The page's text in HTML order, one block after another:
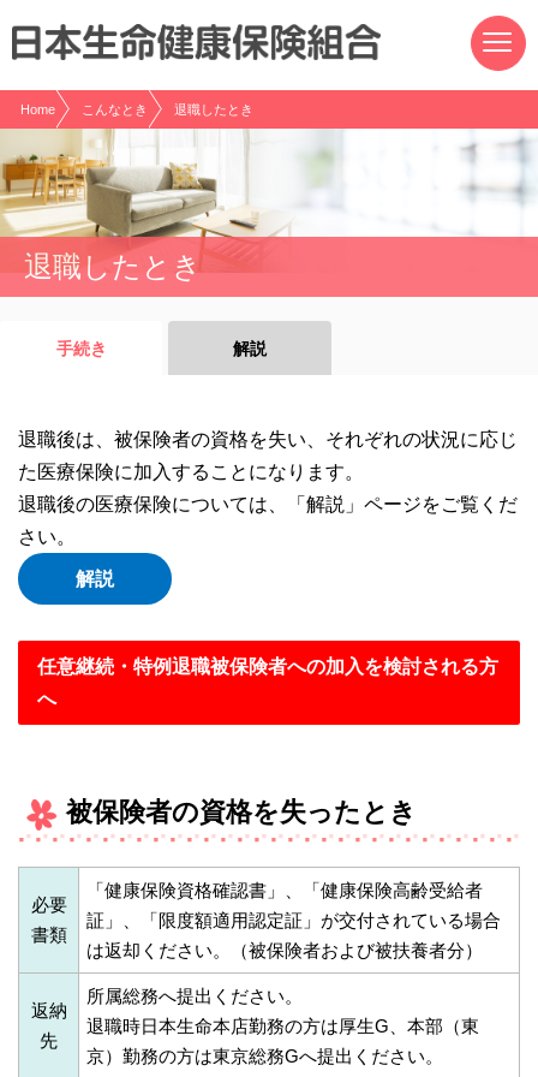
Home こんなとき 退職したとき
退職したとき
手続き 解説
退職後は、被保険者の資格を失い、それぞれの状況に応じ
た医療保険に加入することになります。
退職後の医療保険については、「解説」ページをご覧くだ
さい。
解説
任意継続・特例退職被保険者への加入を検討される方
へ
被保険者の資格を失ったとき
必要
書類
「健康保険資格確認書」、「健康保険高齢受給者
証」、「限度額適用認定証」が交付されている場合
は返却ください。（被保険者および被扶養者分）
返納
先
所属総務へ提出ください。
退職時日本生命本店勤務の方は厚生G、本部（東
京）勤務の方は東京総務Gへ提出ください。